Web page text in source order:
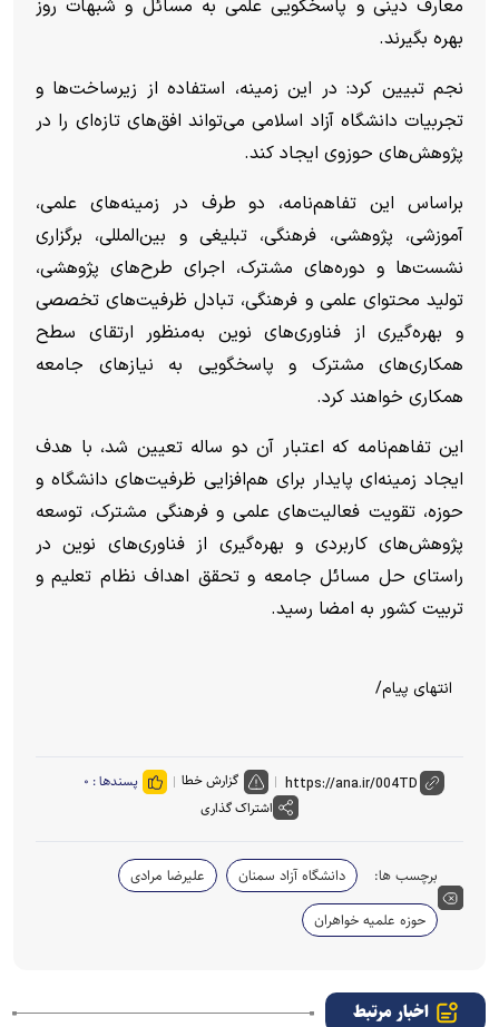
معارف دینی و پاسخگویی علمی به مسائل و شبهات روز
بهره بگیرند.
نجم تبیین کرد: در این زمینه، استفاده از زیرساخت‌ها و
تجربیات دانشگاه آزاد اسلامی می‌تواند افق‌های تازه‌ای را در
پژوهش‌های حوزوی ایجاد کند.
براساس این تفاهم‌نامه، دو طرف در زمینه‌های علمی،
آموزشی، پژوهشی، فرهنگی، تبلیغی و بین‌المللی، برگزاری
نشست‌ها و دوره‌های مشترک، اجرای طرح‌های پژوهشی،
تولید محتوای علمی و فرهنگی، تبادل ظرفیت‌های تخصصی
و بهره‌گیری از فناوری‌های نوین به‌منظور ارتقای سطح
همکاری‌های مشترک و پاسخگویی به نیاز‌های جامعه
همکاری خواهند کرد.
این تفاهم‌نامه که اعتبار آن دو ساله تعیین شد، با هدف
ایجاد زمینه‌ای پایدار برای هم‌افزایی ظرفیت‌های دانشگاه و
حوزه، تقویت فعالیت‌های علمی و فرهنگی مشترک، توسعه
پژوهش‌های کاربردی و بهره‌گیری از فناوری‌های نوین در
راستای حل مسائل جامعه و تحقق اهداف نظام تعلیم و
تربیت کشور به امضا رسید.
انتهای پیام/
گزارش خطا پسندها : ۰
اشتراک گذاری
برچسب ها: دانشگاه آزاد سمنان
علیرضا مرادی
حوزه علمیه خواهران
اخبار مرتبط